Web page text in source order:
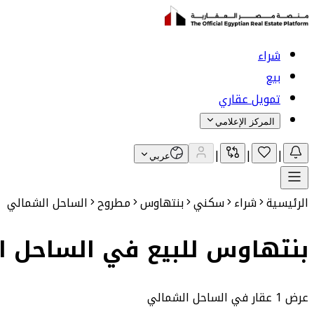
شراء
بيع
تمويل عقاري
المركز الإعلامي
|
|
| عربي
الرئيسية شراء سكني بنتهاوس مطروح الساحل الشمالي
بنتهاوس للبيع في الساحل
عرض 1 عقار في الساحل الشمالي